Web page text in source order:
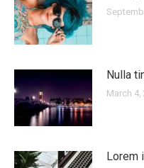
Nulla
March 4,
Lorem